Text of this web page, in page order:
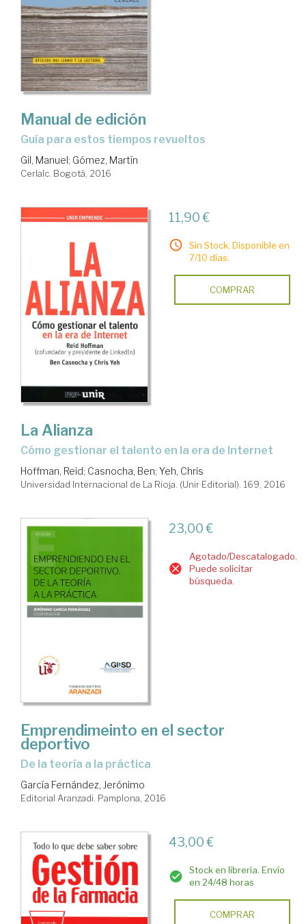
Manual de edición
guía para estos tiempos revueltos
Gil, Manuel; Gómez, Martín
Cerlalc. Bogotá, 2016
11,90 €
Sin Stock. Disponible en
7/10 días.
COMPRAR
La Alianza
cómo gestionar el talento en la era de Internet
Hoffman, Reid; Casnocha, Ben; Yeh, Chris
Universidad Internacional de La Rioja. (Unir Editorial). 169, 2016
23,00 €
Agotado/Descatalogado.
Puede solicitar
búsqueda.
Emprendimeinto en el sector
deportivo
de la teoría a la práctica
García Fernández, Jerónimo
Editorial Aranzadi. Pamplona, 2016
43,00 €
Stock en librería. Envío
en 24/48 horas
COMPRAR